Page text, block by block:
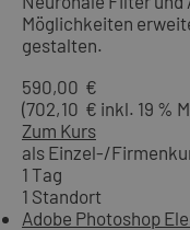
Möglichkeiten
gestalten.
590,00 €
(702,10 € inkl. 19 %
Zum Kurs
als Einzel-/
1 Tag
1 Standort
Adobe Photoshop